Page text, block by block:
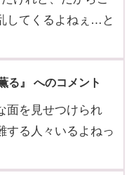
してくるよねぇ…と
る』 へのコメント
面を見せつけられ
る人々いるよねっ